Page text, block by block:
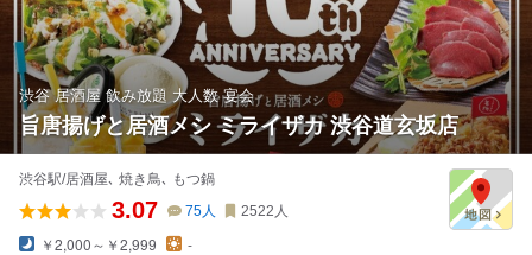
渋谷 居酒屋 飲み放題 大人数 宴会
旨唐揚げと居酒メシ ミライザカ 渋谷道玄坂店
渋谷駅/居酒屋､ 焼き鳥､ もつ鍋
3.07 75人 2522 人
￥2,000～￥2,999 -